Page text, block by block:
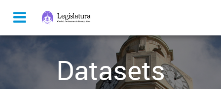
Datasets